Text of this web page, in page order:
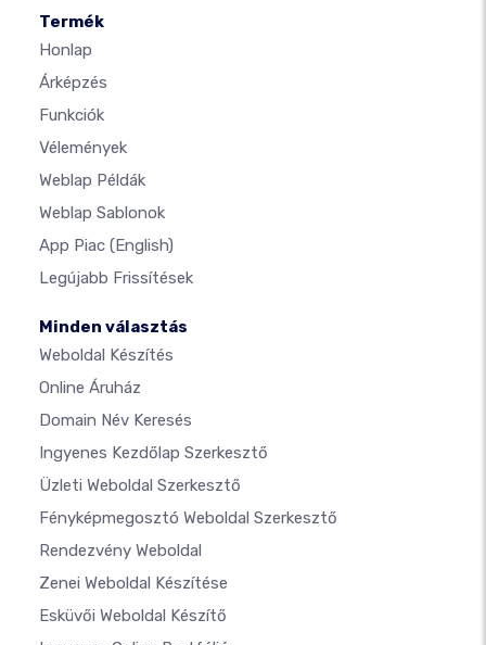
Termék
Honlap
Árképzés
Funkciók
Vélemények
Weblap Példák
Weblap Sablonok
App Piac (English)
Legújabb Frissítések
Minden választás
Weboldal Készítés
Online Áruház
Domain Név Keresés
Ingyenes Kezdőlap Szerkesztő
Üzleti Weboldal Szerkesztő
Fényképmegosztó Weboldal Szerkesztő
Rendezvény Weboldal
Zenei Weboldal Készítése
Esküvői Weboldal Készítő